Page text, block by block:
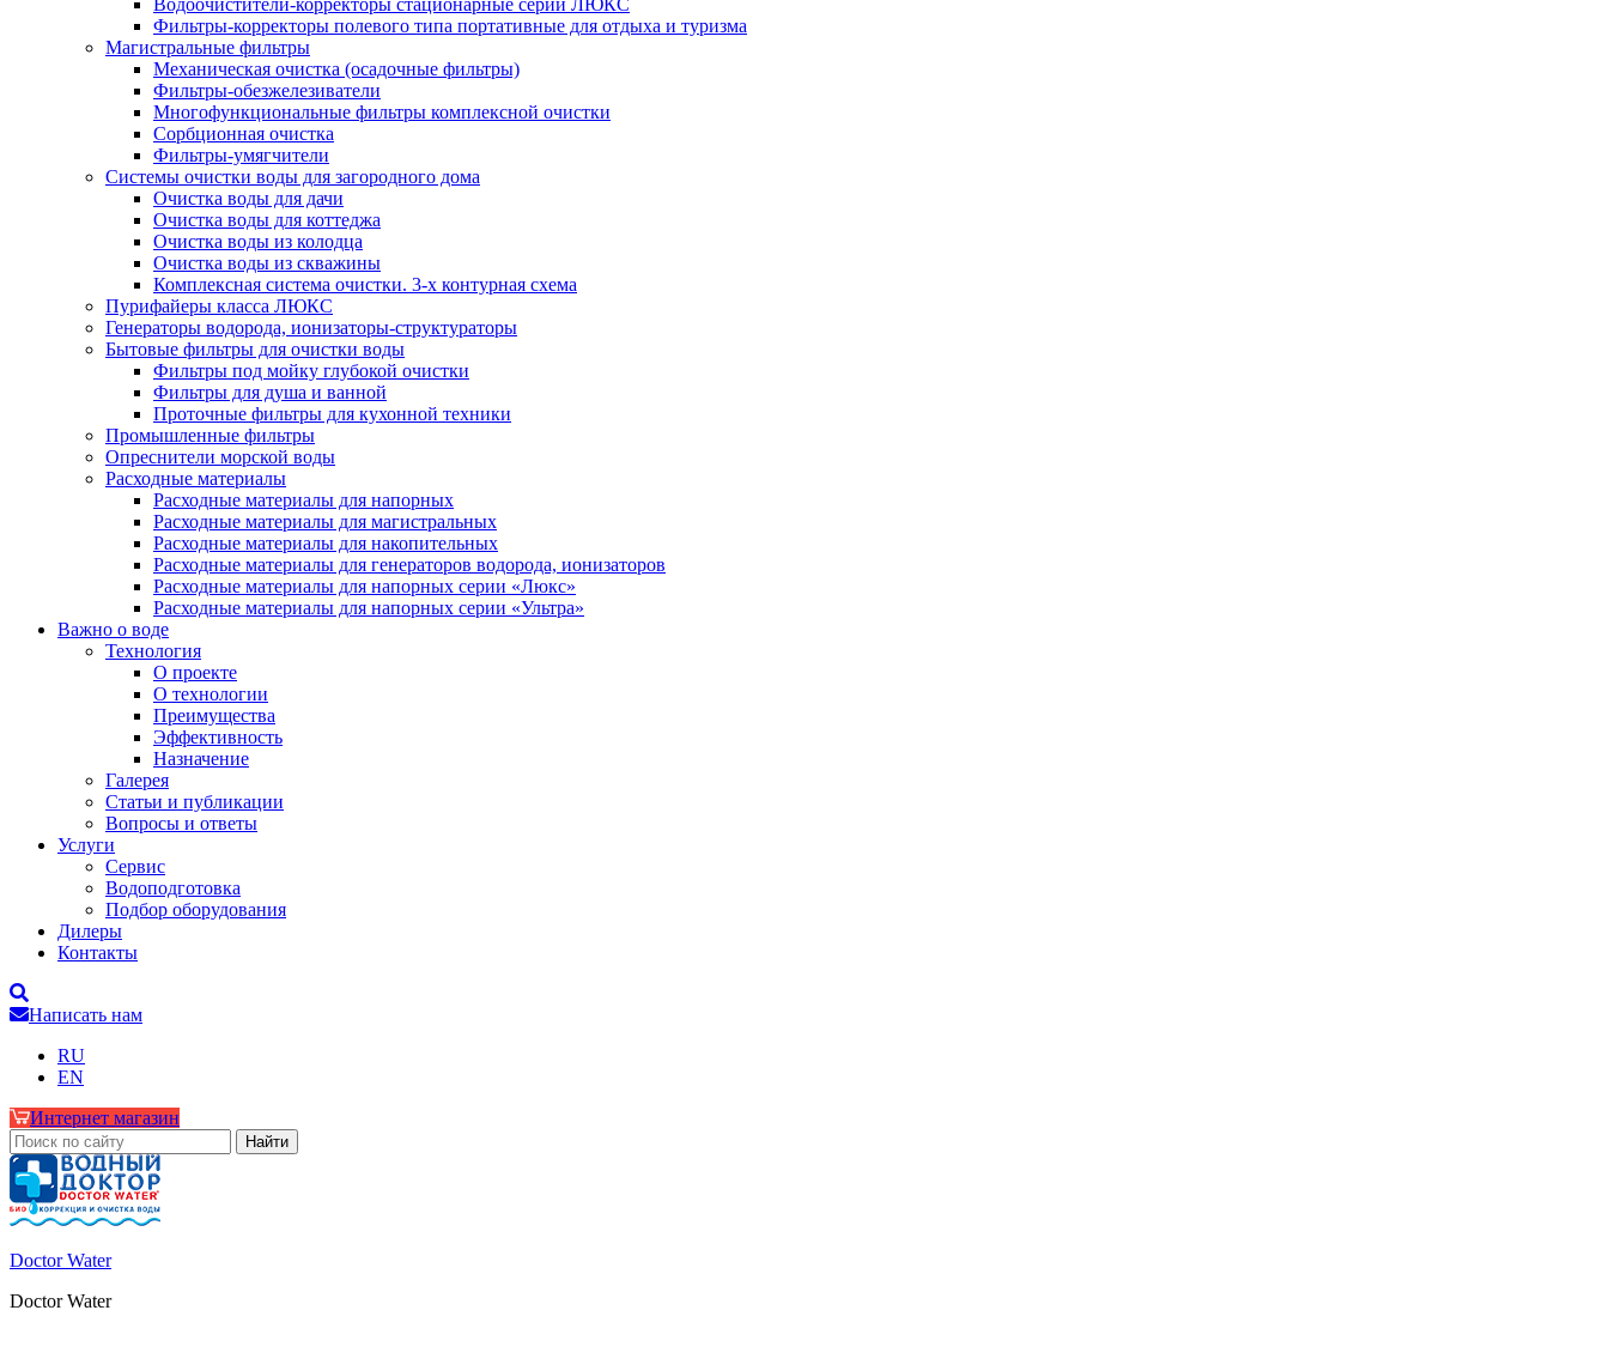
Водоочистители-корректоры стационарные серии ЛЮКС
Фильтры-корректоры полевого типа портативные для отдыха и туризма
Магистральные фильтры
Механическая очистка (осадочные фильтры)
Фильтры-обезжелезиватели
Многофункциональные фильтры комплексной очистки
Сорбционная очистка
Фильтры-умягчители
Системы очистки воды для загородного дома
Очистка воды для дачи
Очистка воды для коттеджа
Очистка воды из колодца
Очистка воды из скважины
Комплексная система очистки. 3-х контурная схема
Пурифайеры класса ЛЮКС
Генераторы водорода, ионизаторы-структураторы
Бытовые фильтры для очистки воды
Фильтры под мойку глубокой очистки
Фильтры для душа и ванной
Проточные фильтры для кухонной техники
Промышленные фильтры
Опреснители морской воды
Расходные материалы
Расходные материалы для напорных
Расходные материалы для магистральных
Расходные материалы для накопительных
Расходные материалы для генераторов водорода, ионизаторов
Расходные материалы для напорных серии «Люкс»
Расходные материалы для напорных серии «Ультра»
Важно о воде
Технология
О проекте
О технологии
Преимущества
Эффективность
Назначение
Галерея
Статьи и публикации
Вопросы и ответы
Услуги
Сервис
Водоподготовка
Подбор оборудования
Дилеры
Контакты
Написать нам
RU
EN
Интернет магазин
Doctor Water
Doctor Water